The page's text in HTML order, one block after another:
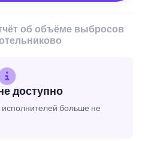
об объёме выбросов
доступно
исполнителей больше не